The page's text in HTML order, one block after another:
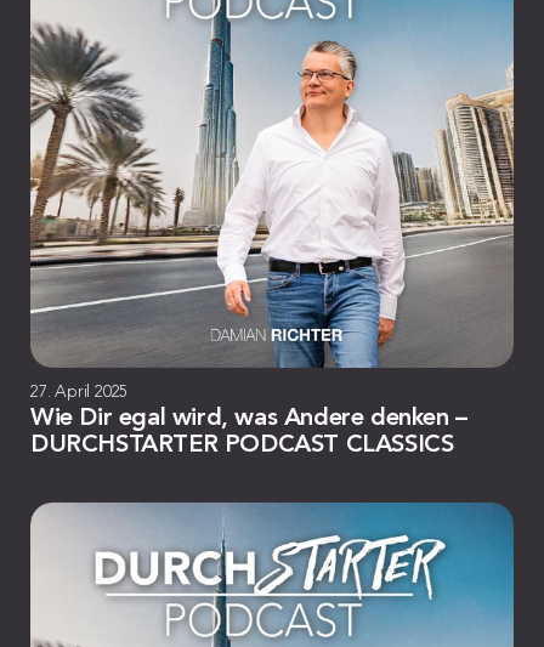
27. April 2025
Wie Dir egal wird, was Andere denken –
DURCHSTARTER PODCAST CLASSICS